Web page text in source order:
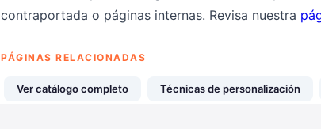
contraportada o páginas internas. Revisa nuestra
PÁGINAS RELACIONADAS
Ver catálogo completo Técnicas de personalización